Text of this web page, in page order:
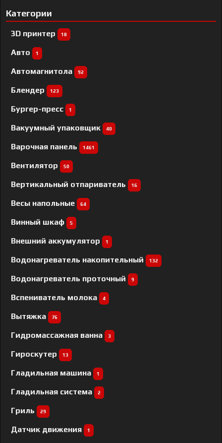
Категории
3D принтер 18
Авто 1
Автомагнитола 92
Блендер 123
Бургер-пресс 1
Вакуумный упаковщик 40
Варочная панель 1461
Вентилятор 50
Вертикальный отпариватель 16
Весы напольные 64
Винный шкаф 5
Внешний аккумулятор 1
Водонагреватель накопительный 132
Водонагреватель проточный 9
Вспениватель молока 4
Вытяжка 76
Гидромассажная ванна 3
Гироскутер 13
Гладильная машина 1
Гладильная система 2
Гриль 29
Датчик движения 1